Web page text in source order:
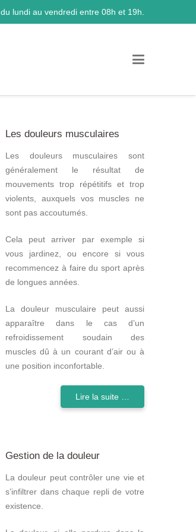
du lundi au vendredi entre 08h et 19h.
Les douleurs musculaires
Les douleurs musculaires sont
généralement le résultat de
mouvements trop répétitifs et trop
violents, auxquels vos muscles ne
sont pas accoutumés.
Cela peut arriver par exemple si
vous jardinez, ou encore si vous
recommencez à faire du sport après
de longues années.
La douleur musculaire peut aussi
apparaître dans le cas d’un
refroidissement soudain des
muscles dû à un courant d’air ou à
une position inconfortable.
Lire la suite …
Gestion de la douleur
La douleur peut contrôler une vie et
s’infiltrer dans chaque repli de votre
existence.